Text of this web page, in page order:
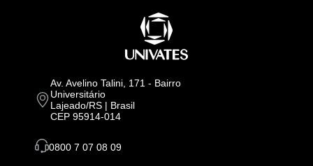
Av. Avelino Talini, 171 - Bairro
Universitário
Lajeado/RS | Brasil
CEP 95914-014
0800 7 07 08 09